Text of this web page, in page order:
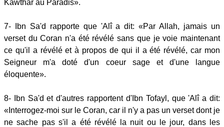
Kawthar au Paradis».
7- Ibn Sa'd rapporte que 'Alî a dit: «Par Allah, jamais un
verset du Coran n'a été révélé sans que je voie maintenant
ce qu'il a révélé et à propos de qui il a été révélé, car mon
Seigneur m'a doté d'un coeur sage et d'une langue
éloquente».
8- Ibn Sa'd et d'autres rapportent d'Ibn Tofayl, que 'Alî a dit:
«Interrogez-moi sur le Coran, car il n'y a pas un verset dont je
ne sache pas s'il a été révélé la nuit ou le jour, dans les